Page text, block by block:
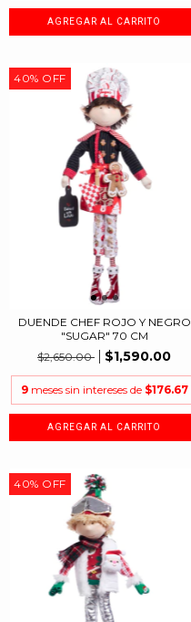
40% OFF
DUENDE CHEF ROJO Y NEGRO
"SUGAR" 70 CM
$2,650.00
$1,590.00
9 meses sin intereses de $176.67
40% OFF